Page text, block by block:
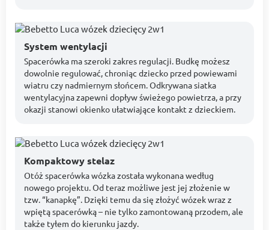
System wentylacji
Spacerówka ma szeroki zakres regulacji. Budkę możesz
dowolnie regulować, chroniąc dziecko przed powiewami
wiatru czy nadmiernym słońcem. Odkrywana siatka
wentylacyjna zapewni dopływ świeżego powietrza, a przy
okazji stanowi okienko ułatwiające kontakt z dzieckiem.
Kompaktowy stelaz
Otóż spacerówka wózka została wykonana według
nowego projektu. Od teraz możliwe jest jej złożenie w
tzw. “kanapkę”. Dzięki temu da się złożyć wózek wraz z
wpiętą spacerówką – nie tylko zamontowaną przodem, ale
także tyłem do kierunku jazdy.